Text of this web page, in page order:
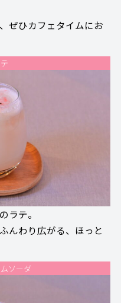
ぜひカフェタイムにお
ラテ。
んわり広がる、ほっと
ソーダ